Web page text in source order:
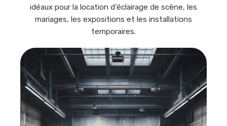
idéaux pour la location d'éclairage de scène, les
mariages, les expositions et les installations
temporaires.